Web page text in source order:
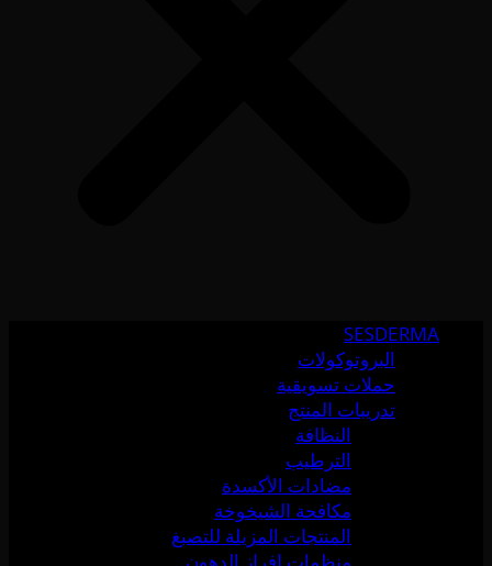
SESDERMA
البروتوكولات
حملات تسويقية
تدريبات المنتج
النظافة
الترطيب
مضادات الأكسدة
مكافحة الشيخوخة
المنتجات المزيلة للتصبغ